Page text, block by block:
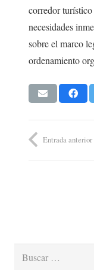
corredor turístico
necesidades
sobre el marco
ordenamiento
Entrada anterior
Buscar: